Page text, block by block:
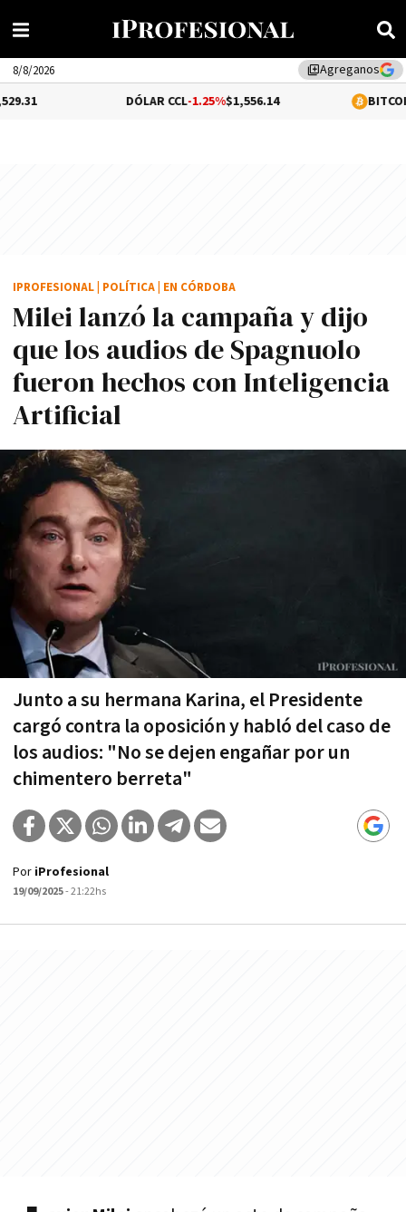
library_addAgreganos
8/8/2026
-1.25%$1,556.14 0.11%
Milei lanzó la campaña y dijo
que los audios de Spagnuolo
fueron hechos con Inteligencia
Artificial
Junto a su hermana Karina, el Presidente
cargó contra la oposición y habló del caso de
los audios: "No se dejen engañar por un
chimentero berreta"
IPROFESIONAL POLÍTICA EN CÓRDOBA
Por iProfesional
19/09/2025- 21:22hs